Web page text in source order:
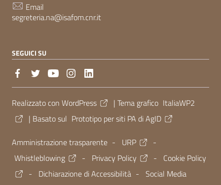
Email
segreteria.na@isafom.cnr.it
SEGUICI SU
Sezione Link Utili
Realizzato con WordPress | Tema grafico ItaliaWP2
| Basato sul Prototipo per siti PA di AgID
Amministrazione trasparente - URP
-
Whistleblowing
- Privacy Policy -
Cookie Policy
-
Dichiarazione di Accessibilità - Social Media